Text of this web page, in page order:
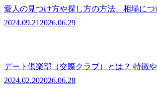
愛人の見つけ方や探し方の方法、相場に
2024.09.21 2026.06.29
デート倶楽部（交際クラブ）とは？ 特徴
2024.02.202026.06.28